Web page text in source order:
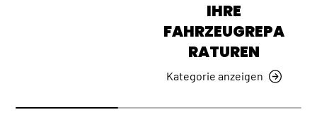
IHRE
FAHRZEUGREPA
RATUREN
Kategorie anzeigen